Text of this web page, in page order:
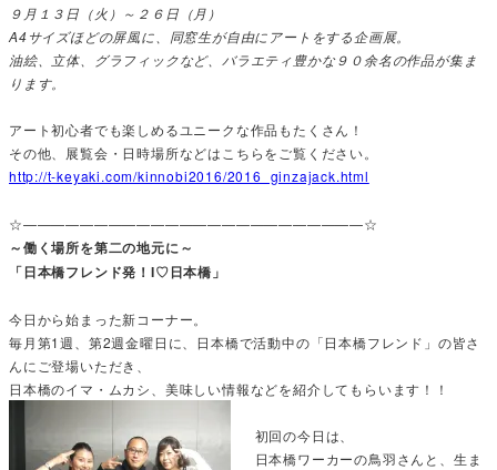
９月１３日（火）～２６日（月）
A4サイズほどの屏風に、同窓生が自由にアートをする企画展。
油絵、立体、グラフィックなど、バラエティ豊かな９０余名の作品が集ま
ります。
アート初心者でも楽しめるユニークな作品もたくさん！
その他、展覧会・日時場所などはこちらをご覧ください。
http://t-keyaki.com/kinnobi2016/2016_ginzajack.html
☆————————————————————————☆
～働く場所を第二の地元に～
「日本橋フレンド発！I♡日本橋」
今日から始まった新コーナー。
毎月第1週、第2週金曜日に、日本橋で活動中の「日本橋フレンド」の皆さ
んにご登場いただき、
日本橋のイマ・ムカシ、美味しい情報などを紹介してもらいます！！
初回の今日は、
日本橋ワーカーの鳥羽さんと、生ま